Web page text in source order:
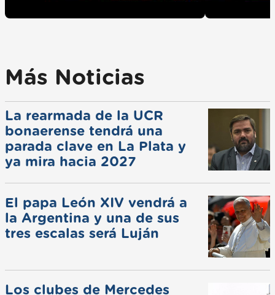
Más Noticias
La rearmada de la UCR
bonaerense tendrá una
parada clave en La Plata y
ya mira hacia 2027
El papa León XIV vendrá a
la Argentina y una de sus
tres escalas será Luján
Los clubes de Mercedes